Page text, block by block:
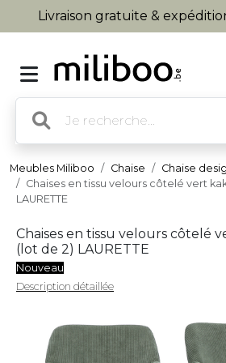
Livraison gratuite &
Meubles Miliboo Chaise
Chaise
Chaises en tissu velours côtelé vert
LAURETTE
Chaises en tissu velours côtelé
(lot de 2) LAURETTE
Nouveau
Description détaillée